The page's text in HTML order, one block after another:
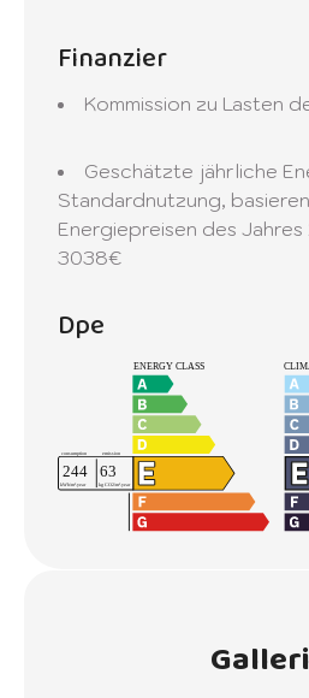
Finanzier
Kommission zu Lasten
Geschätzte jährliche
Standardnutzung,
Energiepreisen des Jahres
3038€
Dpe